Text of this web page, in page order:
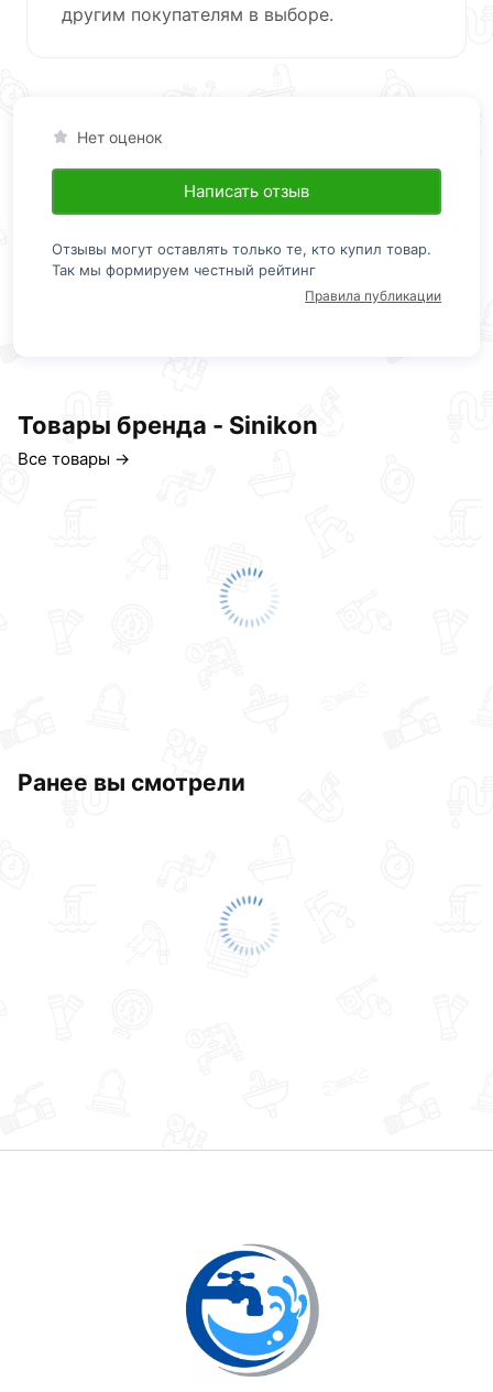
другим покупателям в выборе.
Нет оценок
Написать отзыв
Отзывы могут оставлять только те, кто купил товар.
Так мы формируем честный рейтинг
Правила публикации
Товары бренда - Sinikon
Все товары →
Ранее вы смотрели